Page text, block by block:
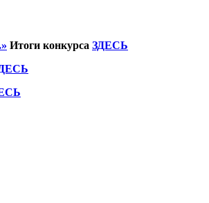
Итоги конкурса ЗДЕСЬ